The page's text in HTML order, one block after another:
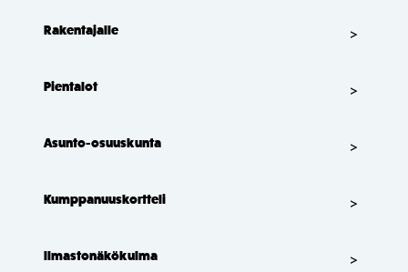
Rakentajalle
Pientalot
Asunto-osuuskunta
Kumppanuuskortteli
Ilmastonäkökulma